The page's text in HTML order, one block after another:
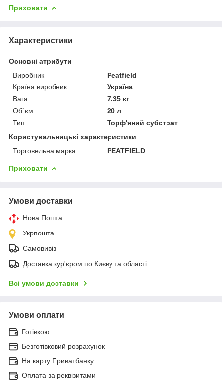
Приховати
Характеристики
Основні атрибути
Виробник
Peatfield
Країна виробник
Україна
Вага
7.35 кг
Об`єм
20 л
Тип
Торф'яний субстрат
Користувальницькі характеристики
Торговельна марка
PEATFIELD
Приховати
Умови доставки
Нова Пошта
Укрпошта
Самовивіз
Доставка кур'єром по Києву та області
Всі умови доставки
Умови оплати
Готівкою
Безготівковий розрахунок
На карту Приватбанку
Оплата за реквізитами